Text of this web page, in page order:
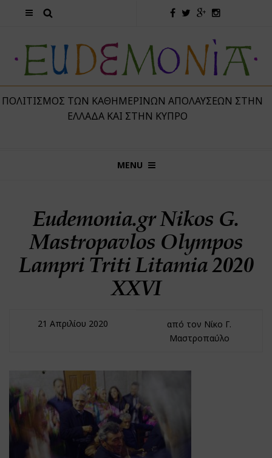
ΤΩΝ ΚΑΘΗΜΕΡΙΝΏΝ ΑΠΟΛΑΎΣΕΩΝ ΣΤΗΝ
ΕΛΛΆΔΑ ΚΑΙ ΣΤΗΝ ΚΎΠΡΟ
MENU
Eudemonia.gr Nikos G.
Mastropavlos Olympos
Lampri Triti Litamia 2020
XXVI
21 Απριλίου 2020
από τον Νίκο Γ.
Μαστροπαύλο